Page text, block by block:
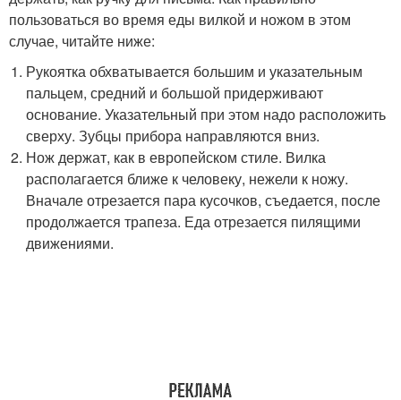
пользоваться во время еды вилкой и ножом в этом
случае, читайте ниже:
Рукоятка обхватывается большим и указательным
пальцем, средний и большой придерживают
основание. Указательный при этом надо расположить
сверху. Зубцы прибора направляются вниз.
Нож держат, как в европейском стиле. Вилка
располагается ближе к человеку, нежели к ножу.
Вначале отрезается пара кусочков, съедается, после
продолжается трапеза. Еда отрезается пилящими
движениями.